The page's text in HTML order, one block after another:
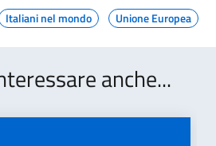
Italiani nel mondo Unione Europea
anche...